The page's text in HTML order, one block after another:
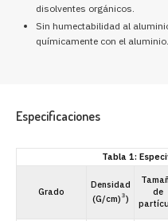
disolventes orgánicos.
Sin humectabilidad al
químicamente con el aluminio.
Especificaciones
Tabla 1:
Grado
Densidad
(G/cm) 3)
de